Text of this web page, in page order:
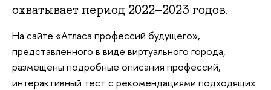
охватывает период 2022–2023 годов.
На сайте «Атласа профессий будущего»,
представленного в виде виртуального города,
размещены подробные описания профессий,
интерактивный тест с рекомендациями подходящих